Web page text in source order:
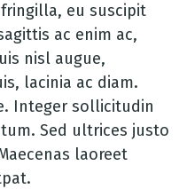
eu suscipit
ac enim ac,
nisl augue,
lacinia ac diam.
Integer sollicitudin
Sed ultrices justo
laoreet